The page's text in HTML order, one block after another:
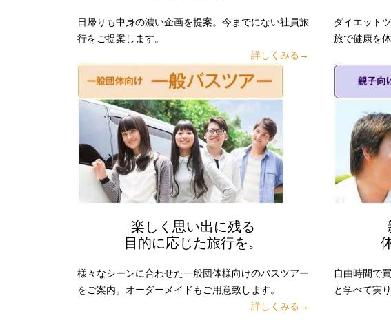
日帰りも中身の濃い企画を提案。今までにない社員旅
行をご提案します。
詳しくみる→
ダイエット
旅で健康を
楽しく思い出に残る
目的に応じた旅行を。
様々なシーンに合わせた一般団体様向けのバスツアー
をご案内。オーダーメイドもご用意致します。
詳しくみる→
自由時間で
と学べて実